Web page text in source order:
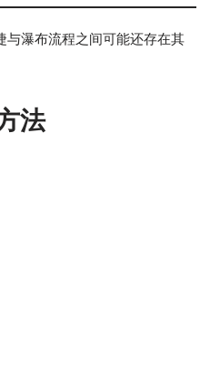
与瀑布流程之间可能还存在其
法